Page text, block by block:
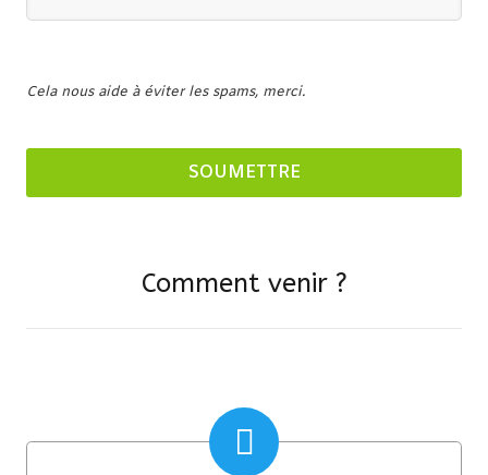
Cela nous aide à éviter les spams, merci.
SOUMETTRE
Comment venir ?